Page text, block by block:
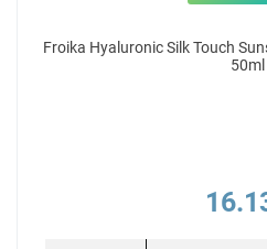
Froika Hyaluronic Silk Touch
50ml